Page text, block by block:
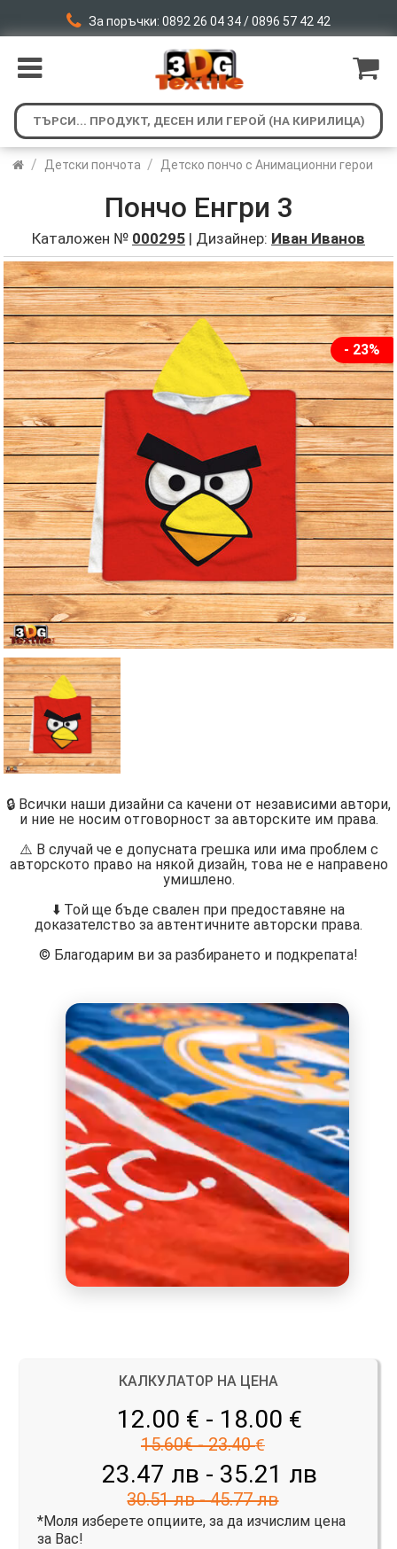
За поръчки: 0892 26 04 34 / 0896 57 42 42
/ Детски пончота / Детско пончо с Анимационни герои
Пончо Енгри 3
Каталожен № 000295 | Дизайнер: Иван Иванов
- 23%
🔒 Всички наши дизайни са качени от независими автори,
и ние не носим отговорност за авторските им права.
⚠️ В случай че е допусната грешка или има проблем с
авторското право на някой дизайн, това не е направено
умишлено.
⬇️ Той ще бъде свален при предоставяне на
доказателство за автентичните авторски права.
©️ Благодарим ви за разбирането и подкрепата!
КАЛКУЛАТОР НА ЦЕНА
12.00 € - 18.00 €
15.60€ - 23.40 €
23.47 лв - 35.21 лв
30.51 лв - 45.77 лв
*Моля изберете опциите, за да изчислим цена
за Вас!